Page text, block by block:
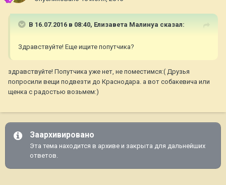
В 16.07.2016 в 08:40, Елизавета Малинуа сказал:
Здравствуйте! Еще ищите попутчика?
здравствуйте! Попутчика уже нет, не поместимся:( Друзья
попросили вещи подвезти до Краснодара. а вот собакевича или
щенка с радостью возьмем:)
Заархивировано
Эта тема находится в архиве и закрыта для дальнейших
ответов.